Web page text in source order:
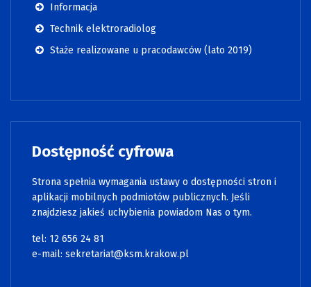
Informacja
Technik elektroradiolog
Staże realizowane u pracodawców (lato 2019)
Dostępność cyfrowa
Strona spełnia wymagania ustawy o dostępności stron i
aplikacji mobilnych podmiotów publicznych. Jeśli
znajdziesz jakieś uchybienia powiadom Nas o tym.
tel: 12 656 24 81
e-mail: sekretariat@ksm.krakow.pl